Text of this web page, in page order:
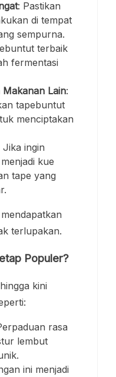
: Pastikan
di tempat
sempurna.
terbaik
fermentasi
Makanan Lain:
tapebuntut
menciptakan
Jika ingin
kue
tape yang
terlupakan.
Populer?
kini
rasa
lembut
ini menjadi